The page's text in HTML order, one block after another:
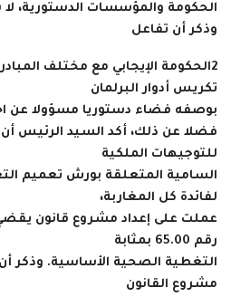
الحكومة والمؤسسات الدستورية،
وذكر أن تفاعل
2الحكومة الإيجابي مع مختلف
تكريس أدوار البرلمان
بوصفه فضاء دستوريا مسؤولا عن
فضلا عن ذلك، أكد السيد الرئيس أن
للتوجيهات الملكية
السامية المتعلقة بورش تعميم
لفائدة كل المغاربة،
عملت على إعداد مشروع قانون يقضي
رقم 65.00 بمثابة
التغطية الصحية الأساسية. وذكر
مشروع القانون